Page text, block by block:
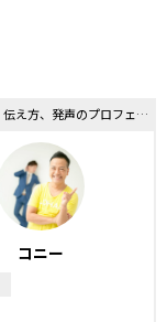
しゃべり方、伝え方、発声のプロフェッショナル！
コニー